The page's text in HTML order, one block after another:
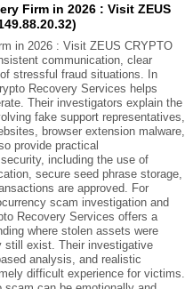
Firm in 2026 : Visit ZEUS
in 2026 : Visit ZEUS CRYPTO
communication, clear
stressful fraud situations. In
Recovery Services helps
Their investigators explain the
fake support representatives,
browser extension malware,
provide practical
including the use of
secure seed phrase storage,
are approved. For
scam investigation and
Recovery Services offers a
where stolen assets were
still exist. Their investigative
analysis, and realistic
difficult experience for victims.